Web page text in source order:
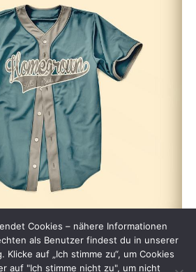
Cookies – nähere Informationen
als Benutzer findest du in unserer
Klicke auf „Ich stimme zu“, um Cookies
auf "Ich stimme nicht zu", um nicht